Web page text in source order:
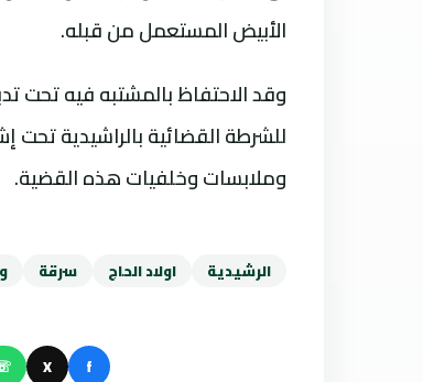
الأبيض المستعمل من قبله.
وقد الاحتفاظ بالمشتبه فيه تحت
للشرطة القضائية بالراشيدية
وملابسات وخلفيات هذه القضية.
الرشيدية اولاد الحاج سرقة
f
X